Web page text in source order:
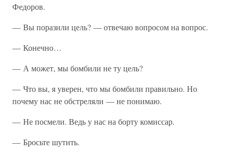
Федоров.
— Вы поразили цель? — отвечаю вопросом на вопрос.
— Конечно…
— А может, мы бомбили не ту цель?
— Что вы, я уверен, что мы бомбили правильно. Но
почему нас не обстреляли — не понимаю.
— Не посмели. Ведь у нас на борту комиссар.
— Бросьте шутить.